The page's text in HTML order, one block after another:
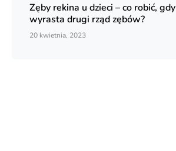
Zęby rekina u dzieci – co robić, gdy
wyrasta drugi rząd zębów?
20 kwietnia, 2023